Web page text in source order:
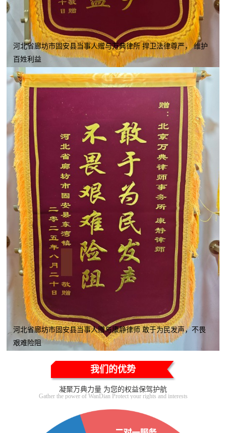
河北省廊坊市固安县当事人赠与万典律所 捍卫法律尊严， 维护
百姓利益
河北省廊坊市固安县当事人赠与康静律师 敢于为民发声，不畏
艰难险阻
我们的优势
凝聚万典力量 为您的权益保驾护航
Gather the power of WanDian Protect your rights and interests